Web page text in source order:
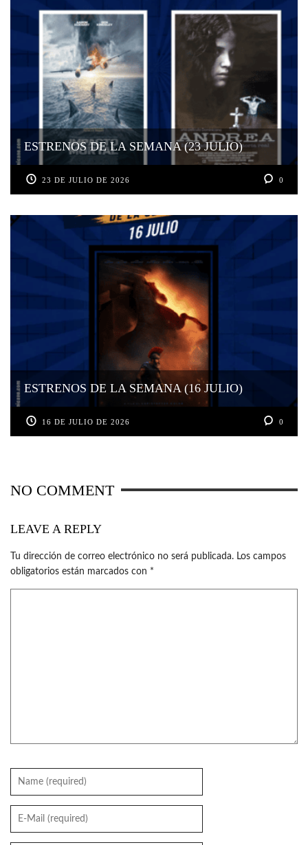
ESTRENOS DE LA SEMANA (23 JULIO)
23 DE JULIO DE 2026 0
ESTRENOS DE LA SEMANA (16 JULIO)
16 DE JULIO DE 2026 0
NO COMMENT
LEAVE A REPLY
Tu dirección de correo electrónico no será publicada. Los campos
obligatorios están marcados con *